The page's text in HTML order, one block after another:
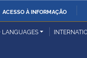
ACESSO À INFORMAÇÃO
das Relações
LANGUAGES